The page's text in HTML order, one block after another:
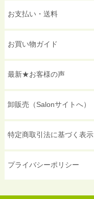
お支払い・送料
お買い物ガイド
最新★お客様の声
卸販売（Salonサイトへ）
特定商取引法に基づく表示
プライバシーポリシー